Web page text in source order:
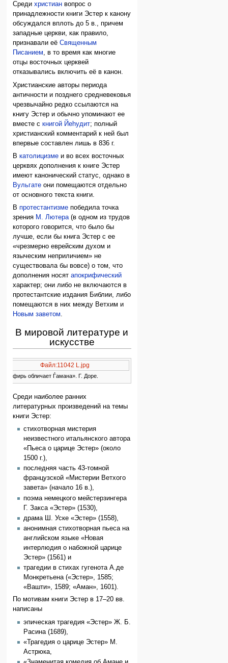
Средихристиан вопрос о
принадлежности книги Эстер к канону
обсуждался вплоть до 5 в., причем
западные церкви, как правило,
признавали еёСвященным
Писанием, в то время как многие
отцы восточных церквей
отказывались включить её в канон.
Христианские авторы периода
античности и позднего средневековья
чрезвычайно редко ссылаются на
книгу Эстер и обычно упоминают ее
вместе скнигой Йеhудит; полный
христианский комментарий к ней был
впервые составлен лишь в 836 г.
Вкатолицизме и во всех восточных
церквях дополнения к книге Эстер
имеют канонический статус, однако в
Вульгате они помещаются отдельно
от основного текста книги.
Впротестантизме победила точка
зрения М. Лютера(в одном из трудов
которого говорится, что было бы
лучше, если бы книга Эстер с ее
«чрезмерно еврейским духом и
языческим неприличием» не
существовала бы вовсе) о том, что
дополнения носятапокрифический
характер; они либо не включаются в
протестантские издания Библии, либо
помещаются в них между Ветхим и
Новым заветом.
В мировой литературе и
искусстве
Файл:11042 L.jpg
«Эсфирь обличает Ѓамана». Г. Доре.
Среди наиболее ранних
литературных произведений на темы
книги Эстер:
стихотворная мистерия
неизвестного итальянского автора
«Пьеса о царице Эстер» (около
1500 г.),
последняя часть 43-томной
французской «Мистерии Ветхого
завета» (начало 16 в.),
поэма немецкого мейстерзингера
Г. Закса «Эстер» (1530),
драма Ш. Уске «Эстер» (1558),
анонимная стихотворная пьеса на
английском языке «Новая
интерлюдия о набожной царице
Эстер» (1561) и
трагедии в стихах гугенота А.де
Монкретьена («Эстер», 1585;
«Вашти», 1589; «Аман», 1601).
По мотивам книги Эстер в 17–20 вв.
написаны
эпическая трагедия «Эстер» Ж. Б.
Расина (1689),
«Трагедия о царице Эстер» М.
Астрюка,